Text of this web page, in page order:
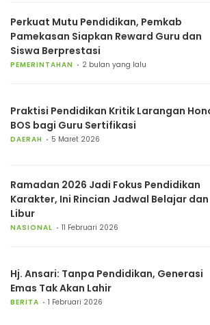
Perkuat Mutu Pendidikan, Pemkab
Pamekasan Siapkan Reward Guru dan
Siswa Berprestasi
PEMERINTAHAN 2 bulan yang lalu
Praktisi Pendidikan Kritik Larangan
BOS bagi Guru Sertifikasi
DAERAH 5 Maret 2026
Ramadan 2026 Jadi Fokus Pendidikan
Karakter, Ini Rincian Jadwal Belajar dan
Libur
NASIONAL 11 Februari 2026
Hj. Ansari: Tanpa Pendidikan, Generasi
Emas Tak Akan Lahir
BERITA 1 Februari 2026